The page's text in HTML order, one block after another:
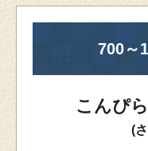
700～
こんぴ
(